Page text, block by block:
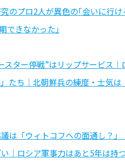
のプロ2人が異色の｢会いに行
できなかった｣
スター停戦”はリップサービス
たち｜北朝鮮兵の練度・士気は
は「ウィトコフへの面通し？
｜ロシア軍事力はあと5年は持